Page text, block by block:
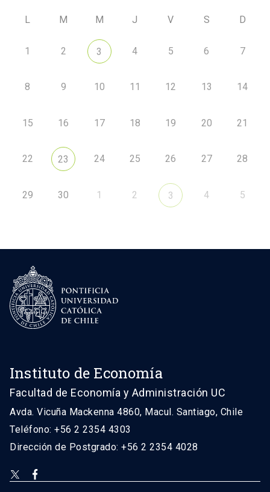
L M M J V S D
1 2 3 4 5 6 7
8 9 10 11 12 13 14
15 16 17 18 19 20 21
22 23 24 25 26 27 28
29 30 1 2 3 4 5
Instituto de Economía
Facultad de Economía y Administración UC
Avda. Vicuña Mackenna 4860, Macul. Santiago, Chile
Teléfono: +56 2 2354 4303
Dirección de Postgrado: +56 2 2354 4028